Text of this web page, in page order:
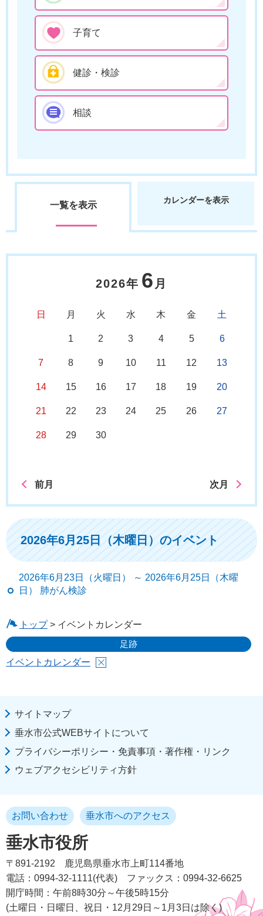
子育て
健診・検診
相談
一覧を表示 カレンダーを表示
2026年 6 月
日 月 火 水 木 金 土
1 2 3 4 5 6
7 8 9 10 11 12 13
14 15 16 17 18 19 20
21 22 23 24 25 26 27
28 29 30
前月 次月
2026年6月25日（木曜日）のイベント
2026年6月23日（火曜日） ～ 2026年6月25日（木曜
日） 肺がん検診
トップ> イベントカレンダー
足跡
イベントカレンダー
サイトマップ
垂水市公式WEBサイトについて
プライバシーポリシー・免責事項・著作権・リンク
ウェブアクセシビリティ方針
垂水市役所
お問い合わせ 垂水市へのアクセス
〒891-2192
鹿児島県垂水市上町114番地
電話：0994-32-1111(代表)
ファックス：0994-32-6625
開庁時間：午前8時30分～午後5時15分
(土曜日・日曜日、祝日・12月29日～1月3日は除く)